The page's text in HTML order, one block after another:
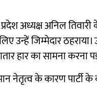
प्रदेश अध्यक्ष अनिल
उन्हें जिम्मेदार
हार का सामना करना
नेतृत्व के कारण